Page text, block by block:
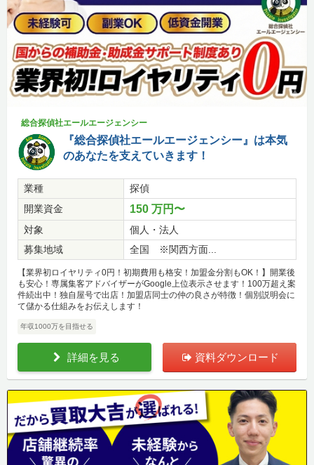
総合探偵社エールエージェンシー
『総合探偵社エールエージェンシー』は本気
のあなたを支えていきます！
業種
探偵
開業資金
150 万円〜
対象
個人・法人
募集地域
全国 ※関西方面...
【業界初ロイヤリティ0円！初期費用も格安！加盟金分割もOK！】開業後
も安心！専属集客アドバイザーがGoogle上位表示させます！100万超え案
件続出中！独自屋号で出店！加盟店同士の仲の良さが特徴！個別説明会に
て儲かる仕組みをお伝えします！
年収1000万を目指せる
詳細を見る 資料ダウンロード